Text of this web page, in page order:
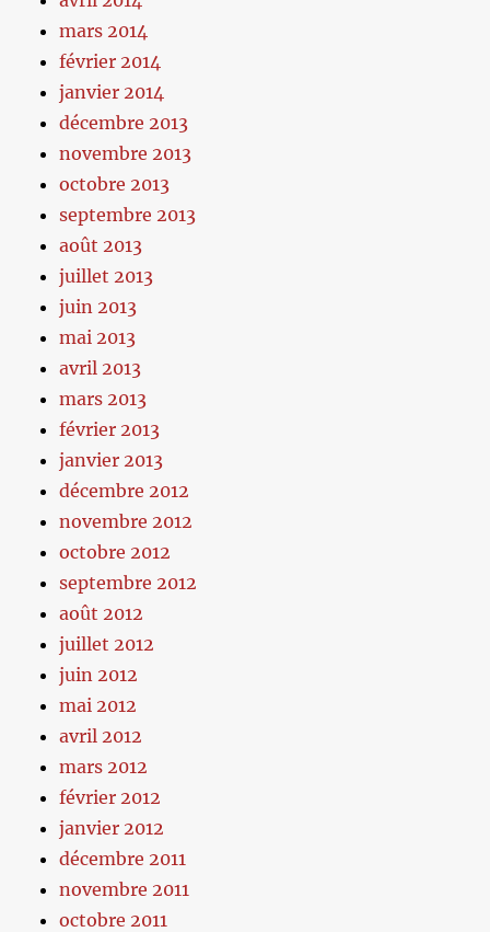
mars 2014
février 2014
janvier 2014
décembre 2013
novembre 2013
octobre 2013
septembre 2013
août 2013
juillet 2013
juin 2013
mai 2013
avril 2013
mars 2013
février 2013
janvier 2013
décembre 2012
novembre 2012
octobre 2012
septembre 2012
août 2012
juillet 2012
juin 2012
mai 2012
avril 2012
mars 2012
février 2012
janvier 2012
décembre 2011
novembre 2011
octobre 2011